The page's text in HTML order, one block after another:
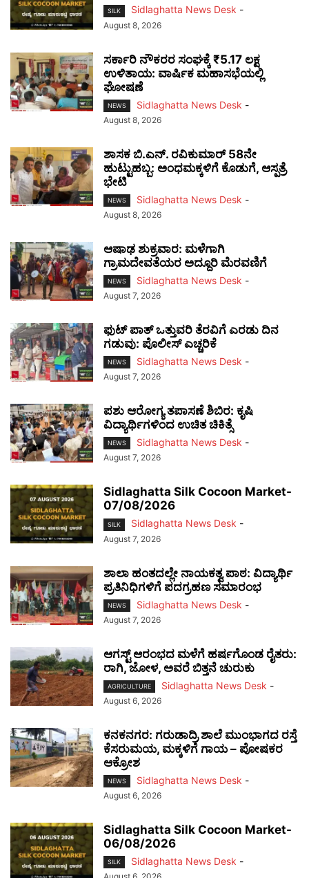
SILK Sidlaghatta News Desk -
August 8, 2026
ಸರ್ಕಾರಿ ನೌಕರರ ಸಂಘಕ್ಕೆ ₹5.17 ಲಕ್ಷ
ಉಳಿತಾಯ: ವಾರ್ಷಿಕ ಮಹಾಸಭೆಯಲ್ಲಿ
ಘೋಷಣೆ
NEWS Sidlaghatta News Desk -
August 8, 2026
ಶಾಸಕ ಬಿ.ಎನ್. ರವಿಕುಮಾರ್ 58ನೇ
ಹುಟ್ಟುಹಬ್ಬ: ಅಂಧಮಕ್ಕಳಿಗೆ ಕೊಡುಗೆ, ಆಸ್ಪತ್ರೆ
ಭೇಟಿ
NEWS Sidlaghatta News Desk -
August 8, 2026
ಆಷಾಢ ಶುಕ್ರವಾರ: ಮಳೆಗಾಗಿ
ಗ್ರಾಮದೇವತೆಯರ ಅದ್ದೂರಿ ಮೆರವಣಿಗೆ
NEWS Sidlaghatta News Desk -
August 7, 2026
ಫುಟ್‌ ಪಾತ್ ಒತ್ತುವರಿ ತೆರವಿಗೆ ಎರಡು ದಿನ
ಗಡುವು: ಪೊಲೀಸ್ ಎಚ್ಚರಿಕೆ
NEWS Sidlaghatta News Desk -
August 7, 2026
ಪಶು ಆರೋಗ್ಯ ತಪಾಸಣೆ ಶಿಬಿರ: ಕೃಷಿ
ವಿದ್ಯಾರ್ಥಿಗಳಿಂದ ಉಚಿತ ಚಿಕಿತ್ಸೆ
NEWS Sidlaghatta News Desk -
August 7, 2026
Sidlaghatta Silk Cocoon Market-
07/08/2026
SILK Sidlaghatta News Desk -
August 7, 2026
ಶಾಲಾ ಹಂತದಲ್ಲೇ ನಾಯಕತ್ವ ಪಾಠ: ವಿದ್ಯಾರ್ಥಿ
ಪ್ರತಿನಿಧಿಗಳಿಗೆ ಪದಗ್ರಹಣ ಸಮಾರಂಭ
NEWS Sidlaghatta News Desk -
August 7, 2026
ಆಗಸ್ಟ್ ಆರಂಭದ ಮಳೆಗೆ ಹರ್ಷಗೊಂಡ ರೈತರು:
ರಾಗಿ, ಜೋಳ, ಅವರೆ ಬಿತ್ತನೆ ಚುರುಕು
AGRICULTURE Sidlaghatta News Desk -
August 6, 2026
ಕನಕನಗರ: ಗರುಡಾದ್ರಿ ಶಾಲೆ ಮುಂಭಾಗದ ರಸ್ತೆ
ಕೆಸರುಮಯ, ಮಕ್ಕಳಿಗೆ ಗಾಯ – ಪೋಷಕರ
ಆಕ್ರೋಶ
NEWS Sidlaghatta News Desk -
August 6, 2026
Sidlaghatta Silk Cocoon Market-
06/08/2026
SILK Sidlaghatta News Desk -